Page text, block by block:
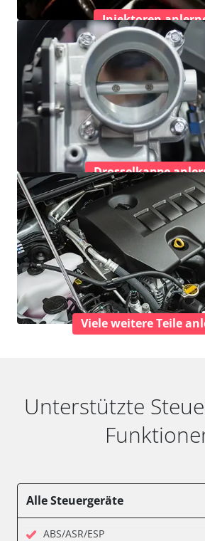
Injektoren
Drosselkappe
Viele weitere Teile
Unterstützte
Alle Steuergeräte
ABS/ASR/ESP